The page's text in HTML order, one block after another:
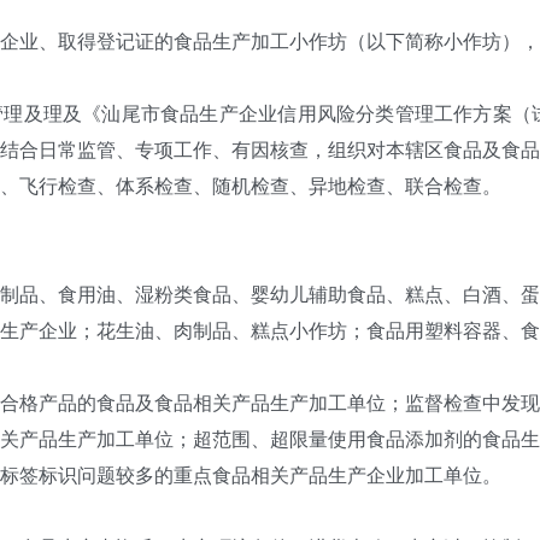
、取得登记证的食品生产加工小作坊（以下简称小作坊）
理及《汕尾市食品生产企业信用风险分类管理工作方案（
合日常监管、专项工作、有因核查，组织对本辖区食品及食
飞行检查、体系检查、随机检查、异地检查、联合检查。
品、食用油、湿粉类食品、婴幼儿辅助食品、糕点、白酒、
产企业；花生油、肉制品、糕点小作坊；食品用塑料容器、
格产品的食品及食品相关产品生产加工单位；监督检查中发
产品生产加工单位；超范围、超限量使用食品添加剂的食品
签标识问题较多的重点食品相关产品生产企业加工单位。